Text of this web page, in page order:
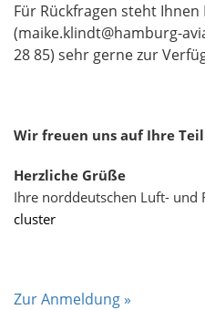
Für Rückfragen steht Ihnen
(maike.klindt@hamburg-
28 85) sehr gerne zur
Wir freuen uns auf Ihre
Herzliche Grüße
Ihre norddeutschen Luft- und
cluster
Zur Anmeldung »